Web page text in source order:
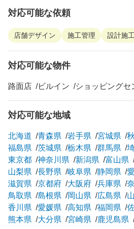
対応可能な依頼
店舗デザイン 施工管理 設計施工
対応可能な物件
路面店 ビルイン ショッピングセ
対応可能な地域
北海道 青森県 岩手県 宮城県
福島県
茨城県 栃木県 群馬県
東京都
神奈川県 新潟県 富山県
山梨県
長野県 岐阜県 静岡県
滋賀県
京都府 大阪府 兵庫県
鳥取県
島根県 岡山県 広島県
香川県
愛媛県 高知県 福岡県
熊本県
大分県 宮崎県 鹿児島県